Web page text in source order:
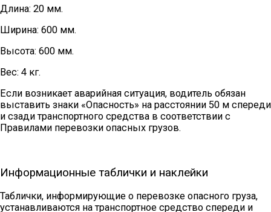
Длина: 20 мм.
Ширина: 600 мм.
Высота: 600 мм.
Вес: 4 кг.
Если возникает аварийная ситуация, водитель обязан
выставить знаки «Опасность» на расстоянии 50 м спереди
и сзади транспортного средства в соответствии с
Правилами перевозки опасных грузов.
Информационные таблички и наклейки
Таблички, информирующие о перевозке опасного груза,
устанавливаются на транспортное средство спереди и